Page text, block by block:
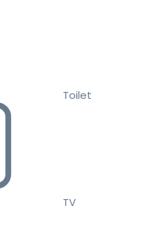
Toilet
TV